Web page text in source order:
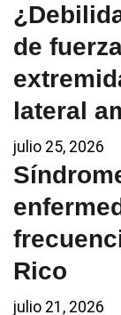
de
lateral
julio 25, 2026
Rico
julio 21, 2026